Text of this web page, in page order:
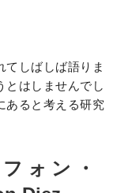
てしばしば語りま
とはしませんでし
あると考える研究
ォン・